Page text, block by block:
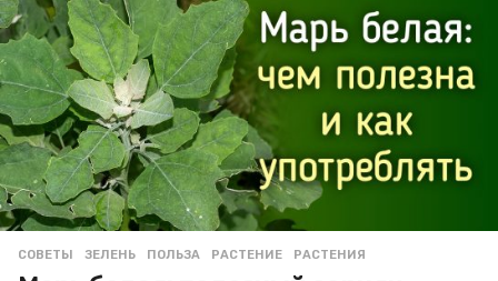
СОВЕТЫ ЗЕЛЕНЬ ,ПОЛЬЗА ,РАСТЕНИЕ ,РАСТЕНИЯ